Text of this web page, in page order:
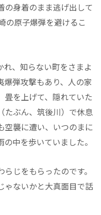
の身着のまま逃げ出して
の原子爆弾を避けるこ
、知らない町をさまよ
爆弾攻撃もあり、人の家
畳を上げて、隠れていた
たぶん、筑後川）で休息
空襲に遭い、いつのまに
中を歩いていました。
じをもらったのです。
ゃないかと大真面目で話